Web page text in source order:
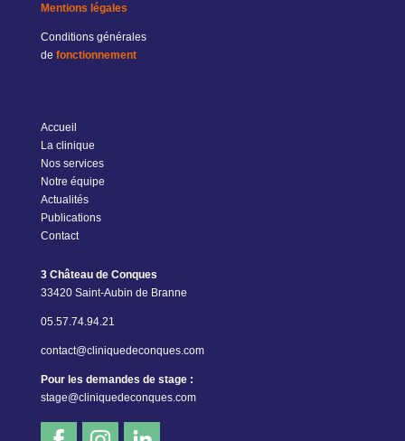
Mentions légales
Conditions générales
de fonctionnement
Accueil
La clinique
Nos services
Notre équipe
Actualités
Publications
Contact
3 Château de Conques
33420 Saint-Aubin de Branne
05.57.74.94.21
contact@cliniquedeconques.com
Pour les demandes de stage :
stage@cliniquedeconques.com